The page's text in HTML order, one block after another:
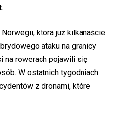
.
która już kilkanaście
ataku na granicy
na rowerach pojawili się
W ostatnich tygodniach
z dronami, które